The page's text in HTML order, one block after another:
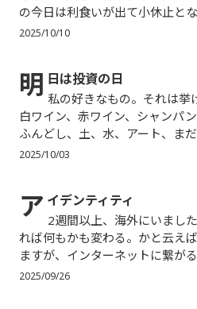
の今日は利食いが出て小休止と
2025/10/10
明 日は投資の日
私の好きなもの。それは挙げれば切りがありません。そば、すし、会席料理、ステーキ、イタリアン、
白ワイン、赤ワイン、シャンパ
ふんどし、土、水、アート、ま
2025/10/03
ア イデンティティ
2週間以上、海外にいました。主に4都市に滞在したのですが、6回入管チェックも通りました。国変わ
れば何もかも変わる。かと云え
ますが、インターネットに繋が
2025/09/26